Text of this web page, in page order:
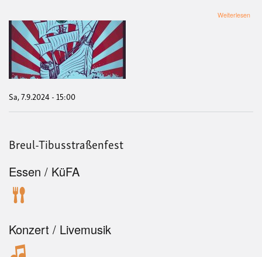
Weiterlesen
Sa, 7.9.2024 - 15:00
Breul-Tibusstraßenfest
Essen / KüFA
Konzert / Livemusik